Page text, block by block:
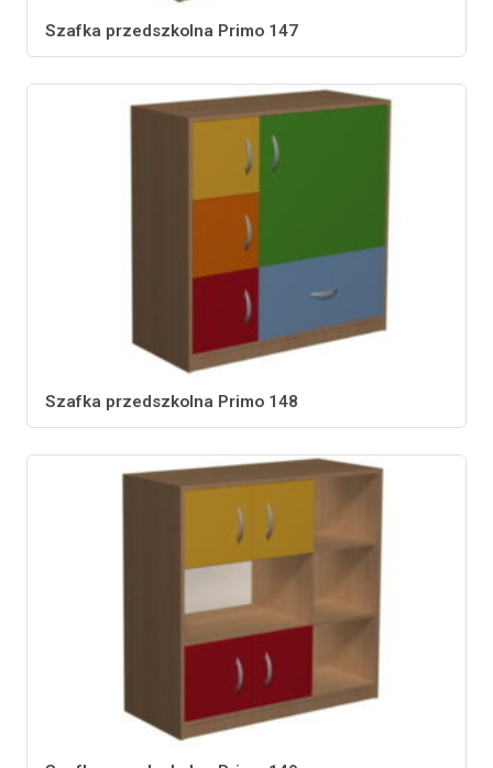
Szafka przedszkolna Primo 147
Szafka przedszkolna Primo 148